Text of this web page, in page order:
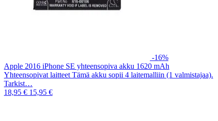
-16%
Apple 2016 iPhone SE yhteensopiva akku 1620 mAh
Yhteensopivat laitteet Tämä akku sopii 4 laitemalliin (1 valmistajaa).
Tarkist…
18,95 € 15,95 €